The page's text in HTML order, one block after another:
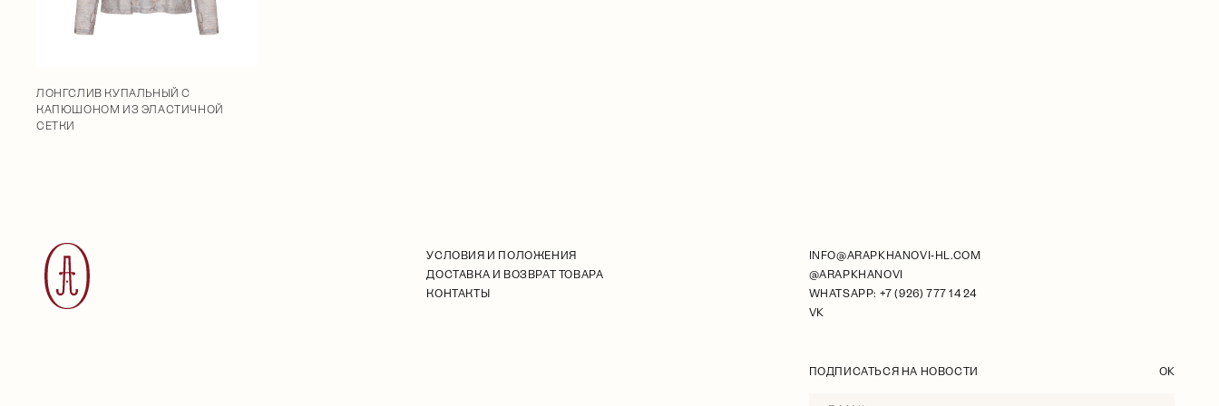
ЛОНГСЛИВ КУПАЛЬНЫЙ С
КАПЮШОНОМ ИЗ ЭЛАСТИЧНОЙ
СЕТКИ
УСЛОВИЯ И ПОЛОЖЕНИЯ
ДОСТАВКА И ВОЗВРАТ ТОВАРА
КОНТАКТЫ
INFO@ARAPKHANOVI-HL.COM
@ARAPKHANOVI
WHATSAPP: +7 (926) 777 14 24
VK
ПОДПИСАТЬСЯ НА НОВОСТИ OK